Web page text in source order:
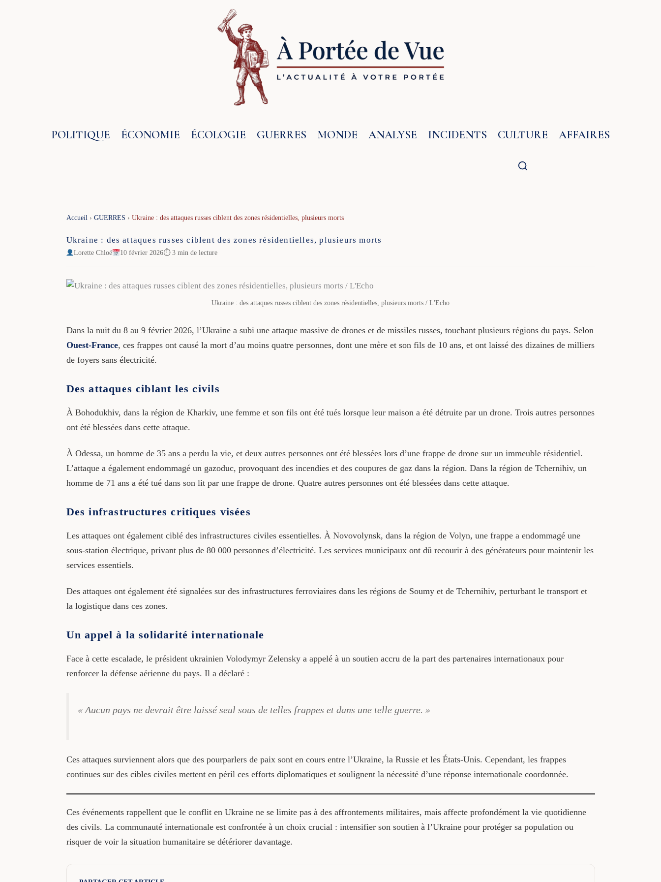
POLITIQUE ÉCONOMIE ÉCOLOGIE GUERRES MONDE ANALYSE INCIDENTS CULTURE AFFAIRES
Accueil › GUERRES › Ukraine : des attaques russes ciblent des zones résidentielles, plusieurs morts
Ukraine : des attaques russes ciblent des zones résidentielles, plusieurs morts
Lorette Chloé 10 février 2026⏱ 3 min de lecture
Ukraine : des attaques russes ciblent des zones résidentielles, plusieurs morts / L'Echo
Dans la nuit du 8 au 9 février 2026, l’Ukraine a subi une attaque massive de drones et de missiles russes, touchant plusieurs régions du pays. Selon
Ouest-France, ces frappes ont causé la mort d’au moins quatre personnes, dont une mère et son fils de 10 ans, et ont laissé des dizaines de milliers
de foyers sans électricité.
Des attaques ciblant les civils
À Bohodukhiv, dans la région de Kharkiv, une femme et son fils ont été tués lorsque leur maison a été détruite par un drone. Trois autres personnes
ont été blessées dans cette attaque.
À Odessa, un homme de 35 ans a perdu la vie, et deux autres personnes ont été blessées lors d’une frappe de drone sur un immeuble résidentiel.
L’attaque a également endommagé un gazoduc, provoquant des incendies et des coupures de gaz dans la région. Dans la région de Tchernihiv, un
homme de 71 ans a été tué dans son lit par une frappe de drone. Quatre autres personnes ont été blessées dans cette attaque.
Des infrastructures critiques visées
Les attaques ont également ciblé des infrastructures civiles essentielles. À Novovolynsk, dans la région de Volyn, une frappe a endommagé une
sous-station électrique, privant plus de 80 000 personnes d’électricité. Les services municipaux ont dû recourir à des générateurs pour maintenir les
services essentiels.
Des attaques ont également été signalées sur des infrastructures ferroviaires dans les régions de Soumy et de Tchernihiv, perturbant le transport et
la logistique dans ces zones.
Un appel à la solidarité internationale
Face à cette escalade, le président ukrainien Volodymyr Zelensky a appelé à un soutien accru de la part des partenaires internationaux pour
renforcer la défense aérienne du pays. Il a déclaré :
« Aucun pays ne devrait être laissé seul sous de telles frappes et dans une telle guerre. »
Ces attaques surviennent alors que des pourparlers de paix sont en cours entre l’Ukraine, la Russie et les États-Unis. Cependant, les frappes
continues sur des cibles civiles mettent en péril ces efforts diplomatiques et soulignent la nécessité d’une réponse internationale coordonnée.
Ces événements rappellent que le conflit en Ukraine ne se limite pas à des affrontements militaires, mais affecte profondément la vie quotidienne
des civils. La communauté internationale est confrontée à un choix crucial : intensifier son soutien à l’Ukraine pour protéger sa population ou
risquer de voir la situation humanitaire se détériorer davantage.